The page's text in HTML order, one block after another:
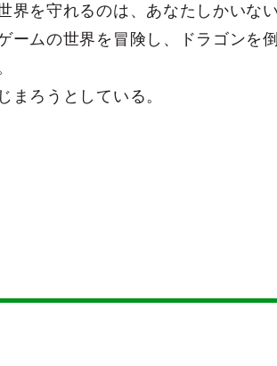
界を守れるのは、あなたしかいない
ームの世界を冒険し、ドラゴンを
まろうとしている。